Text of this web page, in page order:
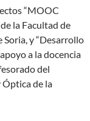
“MOOC
la Facultad de
y “Desarrollo
a la docencia
del
Óptica de la